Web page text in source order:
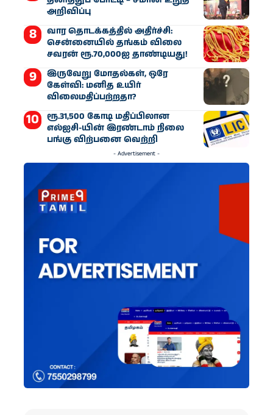
அறிவிப்பு
வார தொடக்கத்தில் அதிர்ச்சி:
சென்னையில் தங்கம் விலை
சவரன் ரூ.70,000ஐ தாண்டியது!
இருவேறு மோதல்கள், ஒரே
கேள்வி: மனித உயிர்
விலைமதிப்பற்றதா?
ரூ.31,500 கோடி மதிப்பிலான
எல்ஐசி-​யின் இரண்​டாம் நிலை
பங்கு விற்பனை வெற்றி
- Advertisement -